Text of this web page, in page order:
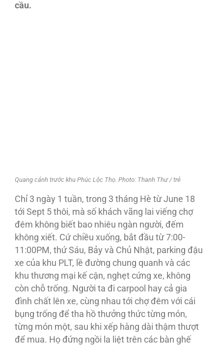
cầu.
Quang cảnh trước khu Phúc Lộc Thọ. Photo: Thanh Thư / trẻ
Chỉ 3 ngày 1 tuần, trong 3 tháng Hè từ June 18
tới Sept 5 thôi, mà số khách vãng lai viếng chợ
đêm không biết bao nhiêu ngàn người, đếm
không xiết. Cứ chiều xuống, bắt đầu từ 7:00-
11:00PM, thứ Sáu, Bảy và Chủ Nhật, parking đậu
xe của khu PLT, lề đường chung quanh và các
khu thương mại kế cận, nghẹt cứng xe, không
còn chỗ trống. Người ta đi carpool hay cả gia
đình chất lên xe, cùng nhau tới chợ đêm với cái
bụng trống để tha hồ thưởng thức từng món,
từng món một, sau khi xếp hàng dài thậm thượt
để mua. Họ đứng ngồi la liệt trên các bàn ghế